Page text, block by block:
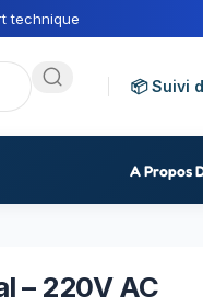
technique
📦 Suivi
A Propos
– 220V AC